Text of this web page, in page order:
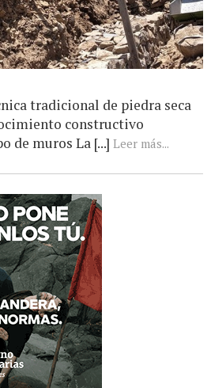
tradicional de piedra seca
constructivo
de muros La [...] Leer más...